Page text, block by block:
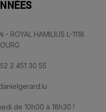
- ROYAL HAMILIUS L-1118
2 451 30 55
de 10h00 à 18h30 !